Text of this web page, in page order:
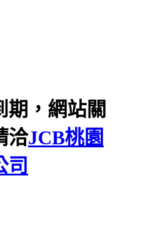
期，網站關
洽JCB桃園
司